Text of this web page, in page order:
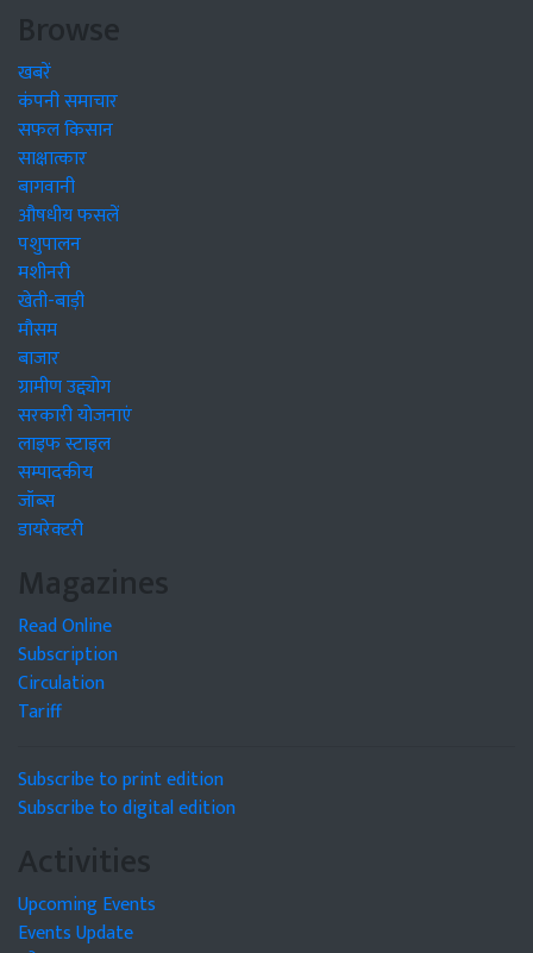
Browse
खबरें
कंपनी समाचार
सफल किसान
साक्षात्कार
बागवानी
औषधीय फसलें
पशुपालन
मशीनरी
खेती-बाड़ी
मौसम
बाजार
ग्रामीण उद्द्योग
सरकारी योजनाएं
लाइफ स्टाइल
सम्पादकीय
जॉब्स
डायरेक्टरी
Magazines
Read Online
Subscription
Circulation
Tariff
Subscribe to print edition
Subscribe to digital edition
Activities
Upcoming Events
Events Update